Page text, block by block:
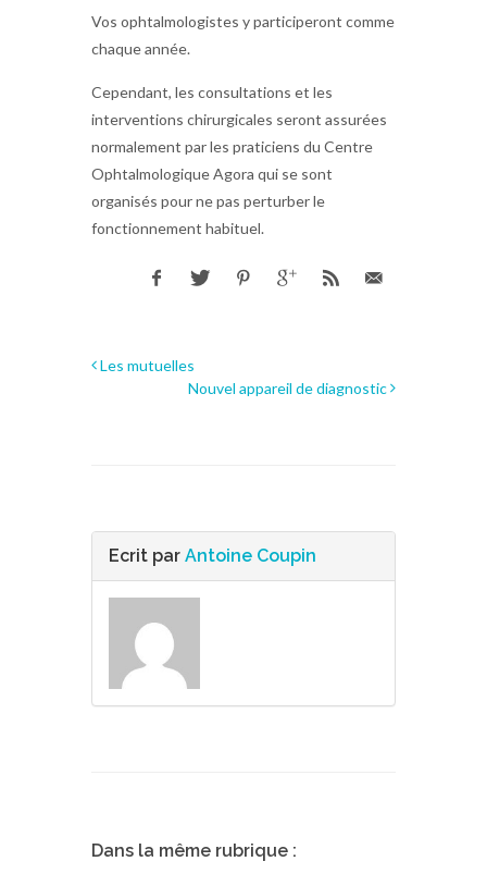
Vos ophtalmologistes y participeront comme
chaque année.
Cependant, les consultations et les
interventions chirurgicales seront assurées
normalement par les praticiens du Centre
Ophtalmologique Agora qui se sont
organisés pour ne pas perturber le
fonctionnement habituel.
Les mutuelles
Nouvel appareil de diagnostic
Ecrit par Antoine Coupin
Dans la même rubrique :